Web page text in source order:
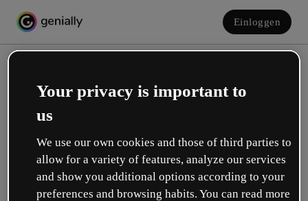
Einloggen
Erstelle dein kostenloses Konto!
Your privacy is important to
us
We use our own cookies and those of third parties to
allow for a variety of features, analyze our services
and show you additional options according to your
preferences and browsing habits. You can read more